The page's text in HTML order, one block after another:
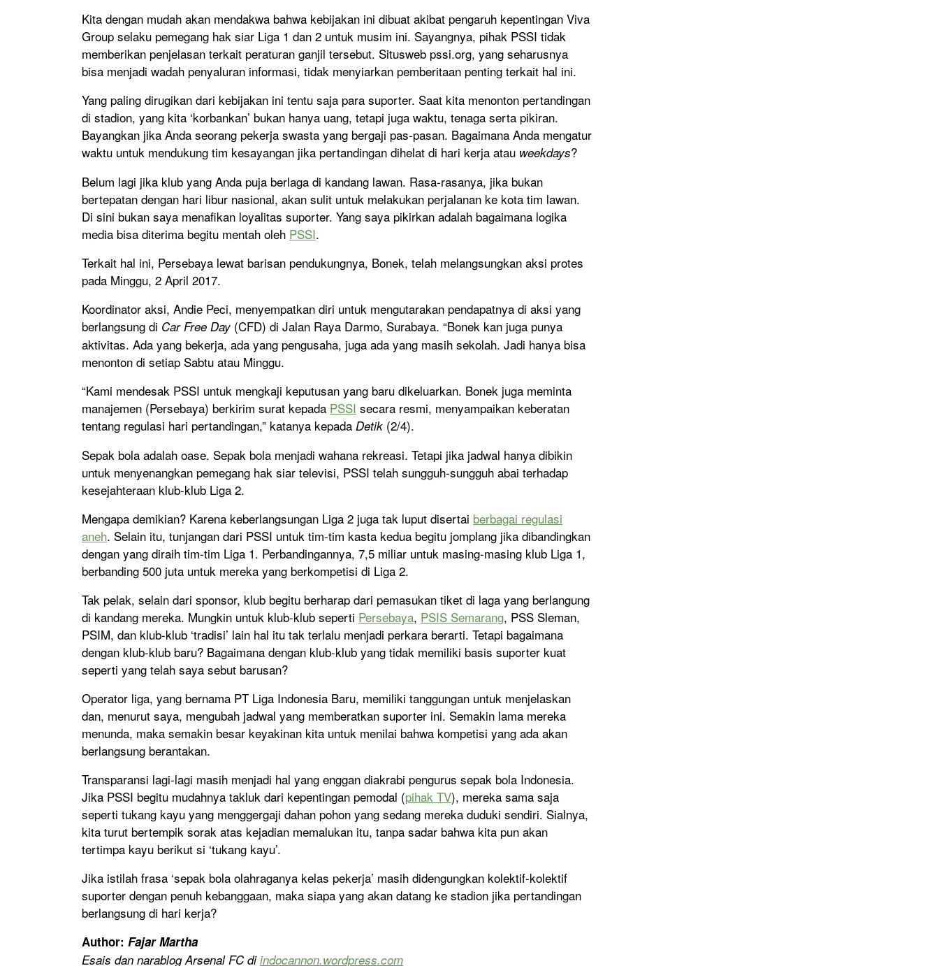
Kita dengan mudah akan mendakwa bahwa kebijakan ini dibuat akibat pengaruh kepentingan Viva
Group selaku pemegang hak siar Liga 1 dan 2 untuk musim ini. Sayangnya, pihak PSSI tidak
memberikan penjelasan terkait peraturan ganjil tersebut. Situsweb pssi.org, yang seharusnya
bisa menjadi wadah penyaluran informasi, tidak menyiarkan pemberitaan penting terkait hal ini.
Yang paling dirugikan dari kebijakan ini tentu saja para suporter. Saat kita menonton pertandingan
di stadion, yang kita ‘korbankan’ bukan hanya uang, tetapi juga waktu, tenaga serta pikiran.
Bayangkan jika Anda seorang pekerja swasta yang bergaji pas-pasan. Bagaimana Anda mengatur
waktu untuk mendukung tim kesayangan jika pertandingan dihelat di hari kerja atau weekdays?
Belum lagi jika klub yang Anda puja berlaga di kandang lawan. Rasa-rasanya, jika bukan
bertepatan dengan hari libur nasional, akan sulit untuk melakukan perjalanan ke kota tim lawan.
Di sini bukan saya menafikan loyalitas suporter. Yang saya pikirkan adalah bagaimana logika
media bisa diterima begitu mentah oleh PSSI.
Terkait hal ini, Persebaya lewat barisan pendukungnya, Bonek, telah melangsungkan aksi protes
pada Minggu, 2 April 2017.
Koordinator aksi, Andie Peci, menyempatkan diri untuk mengutarakan pendapatnya di aksi yang
berlangsung di Car Free Day (CFD) di Jalan Raya Darmo, Surabaya. “Bonek kan juga punya
aktivitas. Ada yang bekerja, ada yang pengusaha, juga ada yang masih sekolah. Jadi hanya bisa
menonton di setiap Sabtu atau Minggu.
“Kami mendesak PSSI untuk mengkaji keputusan yang baru dikeluarkan. Bonek juga meminta
manajemen (Persebaya) berkirim surat kepada PSSI secara resmi, menyampaikan keberatan
tentang regulasi hari pertandingan,” katanya kepada Detik (2/4).
Sepak bola adalah oase. Sepak bola menjadi wahana rekreasi. Tetapi jika jadwal hanya dibikin
untuk menyenangkan pemegang hak siar televisi, PSSI telah sungguh-sungguh abai terhadap
kesejahteraan klub-klub Liga 2.
Mengapa demikian? Karena keberlangsungan Liga 2 juga tak luput disertai berbagai regulasi
aneh. Selain itu, tunjangan dari PSSI untuk tim-tim kasta kedua begitu jomplang jika dibandingkan
dengan yang diraih tim-tim Liga 1. Perbandingannya, 7,5 miliar untuk masing-masing klub Liga 1,
berbanding 500 juta untuk mereka yang berkompetisi di Liga 2.
Tak pelak, selain dari sponsor, klub begitu berharap dari pemasukan tiket di laga yang berlangung
di kandang mereka. Mungkin untuk klub-klub seperti Persebaya, PSIS Semarang, PSS Sleman,
PSIM, dan klub-klub ‘tradisi’ lain hal itu tak terlalu menjadi perkara berarti. Tetapi bagaimana
dengan klub-klub baru? Bagaimana dengan klub-klub yang tidak memiliki basis suporter kuat
seperti yang telah saya sebut barusan?
Operator liga, yang bernama PT Liga Indonesia Baru, memiliki tanggungan untuk menjelaskan
dan, menurut saya, mengubah jadwal yang memberatkan suporter ini. Semakin lama mereka
menunda, maka semakin besar keyakinan kita untuk menilai bahwa kompetisi yang ada akan
berlangsung berantakan.
Transparansi lagi-lagi masih menjadi hal yang enggan diakrabi pengurus sepak bola Indonesia.
Jika PSSI begitu mudahnya takluk dari kepentingan pemodal (pihak TV), mereka sama saja
seperti tukang kayu yang menggergaji dahan pohon yang sedang mereka duduki sendiri. Sialnya,
kita turut bertempik sorak atas kejadian memalukan itu, tanpa sadar bahwa kita pun akan
tertimpa kayu berikut si ‘tukang kayu’.
Jika istilah frasa ‘sepak bola olahraganya kelas pekerja’ masih didengungkan kolektif-kolektif
suporter dengan penuh kebanggaan, maka siapa yang akan datang ke stadion jika pertandingan
berlangsung di hari kerja?
Author: Fajar Martha
Esais dan narablog Arsenal FC diindocannon.wordpress.com